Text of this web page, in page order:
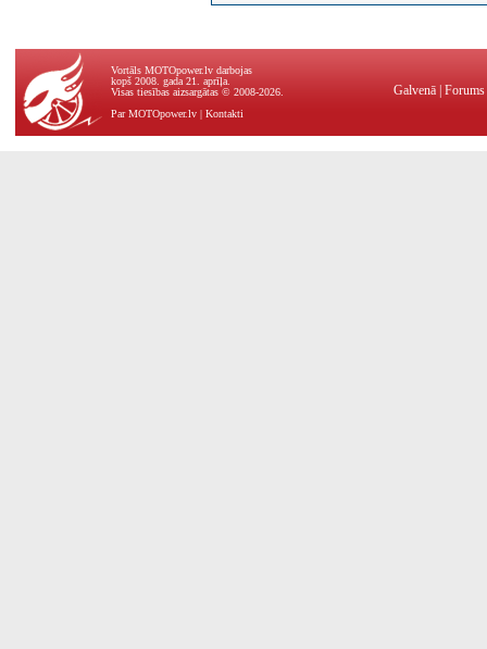
Vortāls MOTOpower.lv darbojas
kopš 2008. gada 21. aprīļa.
Visas tiesības aizsargātas © 2008-2026.
Par MOTOpower.lv | Kontakti
Galvenā Forums